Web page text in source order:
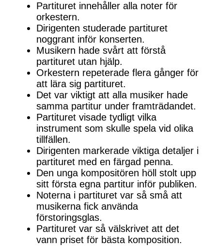
Partituret innehåller alla noter för
orkestern.
Dirigenten studerade partituret
noggrant inför konserten.
Musikern hade svårt att förstå
partituret utan hjälp.
Orkestern repeterade flera gånger för
att lära sig partituret.
Det var viktigt att alla musiker hade
samma partitur under framträdandet.
Partituret visade tydligt vilka
instrument som skulle spela vid olika
tillfällen.
Dirigenten markerade viktiga detaljer i
partituret med en färgad penna.
Den unga kompositören höll stolt upp
sitt första egna partitur inför publiken.
Noterna i partituret var så små att
musikerna fick använda
förstoringsglas.
Partituret var så välskrivet att det
vann priset för bästa komposition.